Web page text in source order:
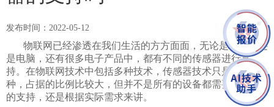
发布时间：2022-05-12
物联网已经渗透在我们生活的方方面面，无论是手机，还
是电脑，还有很多电子产品中，都有不同的传感器进行支
持。在物联网技术中包括多种技术，传感器技术只是其中一
种，占据的比例比较大，但并不是所有的设备都需要传感器
的支持，还是根据实际需求来讲。